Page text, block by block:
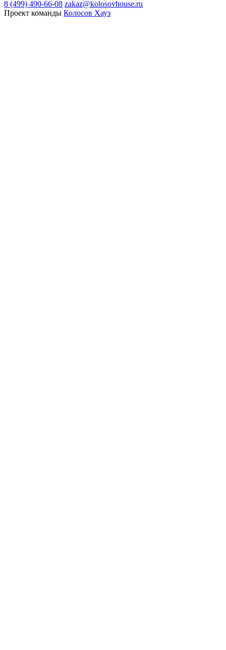
8 (499) 490-66-08 zakaz@kolosovhouse.ru
Проект команды Колосов Хауз